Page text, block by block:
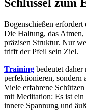
Bogenschießen
Die Haltung, das
präzisen Struktur. Nur
trifft der Pfeil sein Ziel.
Training bedeutet
perfektionieren, sondern
Viele erfahrene
mit Meditation: Es ist
innere Spannung und